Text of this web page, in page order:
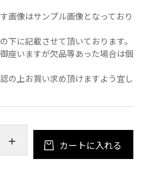
画像はサンプル画像となっており
下に記載させて頂いております。
座いますが欠品等あった場合は個
の上お買い求め頂けますよう宜し
カートに入れる